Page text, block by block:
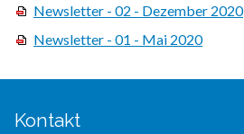
Newsletter - 02 - Dezember 2020
Newsletter - 01 - Mai 2020
Kontakt